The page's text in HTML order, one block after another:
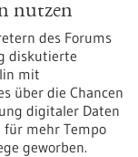
nutzen
des Forums
diskutierte
mit
über die Chancen
digitaler Daten
für mehr Tempo
geworben.